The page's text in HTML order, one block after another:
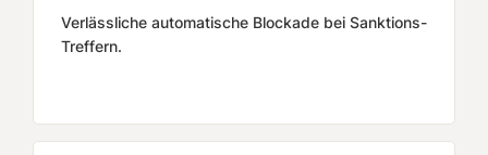
Verlässliche automatische Blockade bei Sanktions-
Treffern.